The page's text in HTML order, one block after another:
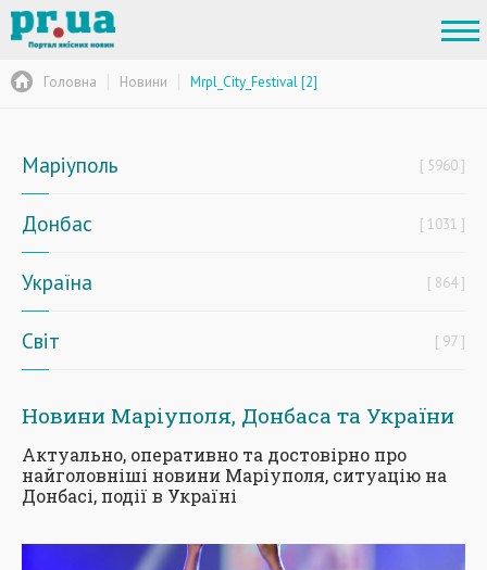
Головна Новини Mrpl_City_Festival [2]
Маріуполь 5960
Донбас 1031
Україна 864
Світ 97
Новини Маріуполя, Донбаса та України
Актуально, оперативно та достовірно про
найголовніші новини Маріуполя, ситуацію на
Донбасі, події в Україні